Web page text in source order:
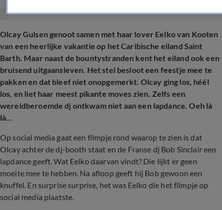
Olcay Gulsen genoot samen met haar lover Eelko van Kooten
van een heerlijke vakantie op het Caribische eiland Saint
Barth. Maar naast de bountystranden kent het eiland ook een
bruisend uitgaansleven. Het stel besloot een feestje mee te
pakken en dat bleef niet onopgemerkt. Olcay ging los, héél
los, en liet haar meest pikante moves zien. Zelfs een
wereldberoemde dj ontkwam niet aan een lapdance. Oeh là
là...
Op social media gaat een filmpje rond waarop te zien is dat
Olcay achter de dj-booth staat en de Franse dj Bob Sinclair een
lapdance geeft. Wat Eelko daarvan vindt? Die lijkt er geen
moeite mee te hebben. Na afloop geeft hij Bob gewoon een
knuffel. En surprise surprise, het was Eelko die het filmpje op
social media plaatste.